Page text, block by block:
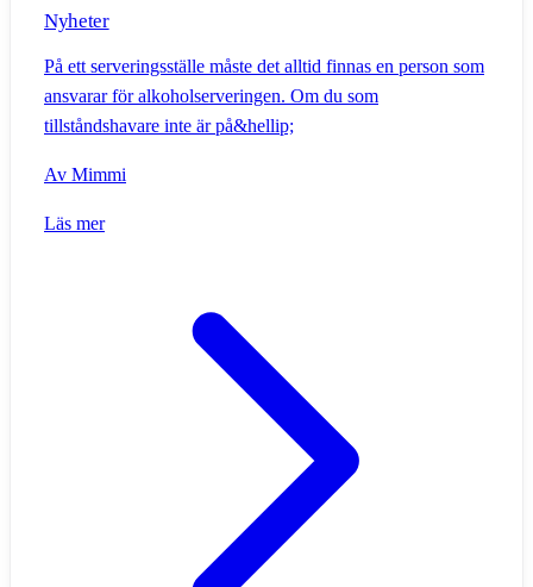
Nyheter
På ett serveringsställe måste det alltid finnas en person som
ansvarar för alkoholserveringen. Om du som
tillståndshavare inte är på&hellip;
Av Mimmi
Läs mer